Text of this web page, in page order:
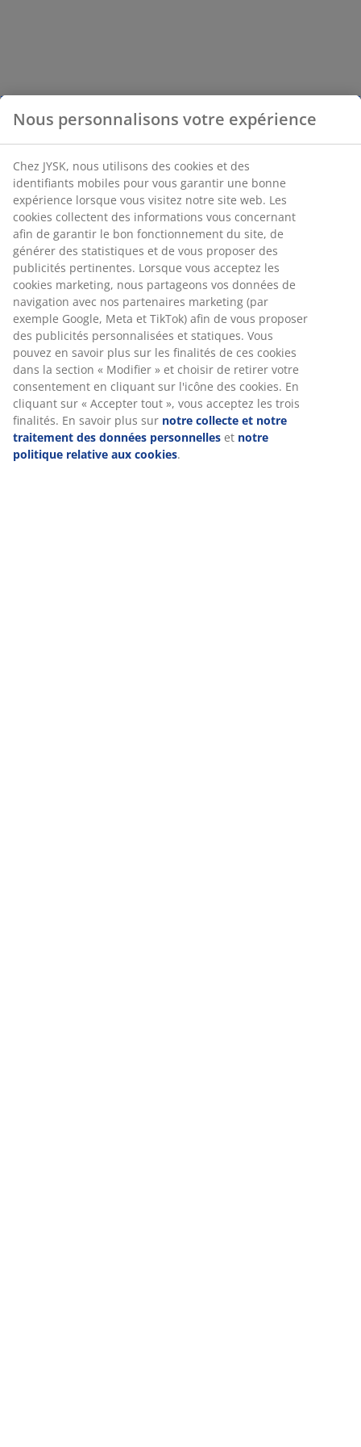
Nous personnalisons votre expérience
Chez JYSK, nous utilisons des cookies et des
identifiants mobiles pour vous garantir une bonne
expérience lorsque vous visitez notre site web. Les
cookies collectent des informations vous concernant
afin de garantir le bon fonctionnement du site, de
générer des statistiques et de vous proposer des
publicités pertinentes. Lorsque vous acceptez les
cookies marketing, nous partageons vos données de
navigation avec nos partenaires marketing (par
exemple Google, Meta et TikTok) afin de vous proposer
des publicités personnalisées et statiques. Vous
pouvez en savoir plus sur les finalités de ces cookies
dans la section « Modifier » et choisir de retirer votre
consentement en cliquant sur l'icône des cookies. En
cliquant sur « Accepter tout », vous acceptez les trois
finalités. En savoir plus sur notre collecte et notre
traitement des données personnelles et notre
politique relative aux cookies.